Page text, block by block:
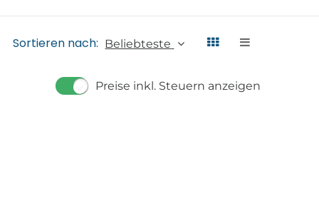
Sortieren nach: Beliebteste
Preise inkl. Steuern anzeigen